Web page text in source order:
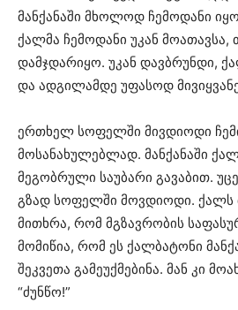
მანქანაში მხოლოდ ჩემოდანი
ქალმა ჩემოდანი უკან მოათავსა,
დამჯდარიყო. უკან დავბრუნდი,
და ადგილამდე უფასოდ
ერთხელ სოფელში მივდიოდი
მოსანახულებლად. მანქანაში
მეგობრული საუბარი გავაბით.
გზად სოფელში მოვდიოდი. ქალს
მითხრა, რომ მგზავრობის
მომიწია, რომ ეს ქალბატონი
შეკვეთა გამეუქმებინა. მან კი
“ძუნწო!”